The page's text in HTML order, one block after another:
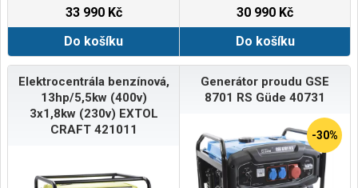
33 990 Kč
Do košíku
30 990 Kč
Do košíku
Elektrocentrála benzínová,
13hp/5,5kw (400v)
3x1,8kw (230v) EXTOL
CRAFT 421011
Generátor proudu GSE
8701 RS Güde 40731
-30%